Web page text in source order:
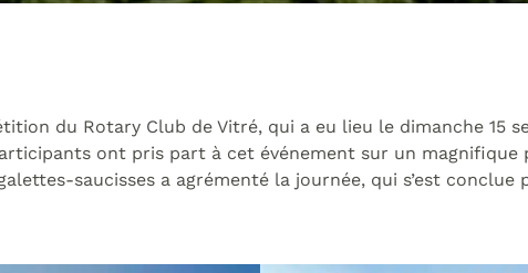
du Rotary Club de Vitré, qui a eu lieu le dimanche 15
ont pris part à cet événement sur un magnifique
saucisses a agrémenté la journée, qui s’est conclue